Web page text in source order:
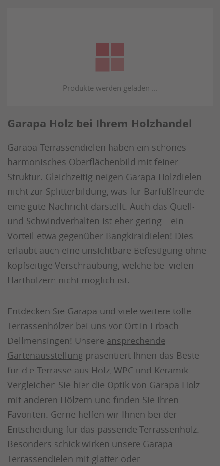
Garapa Holz bei Ihrem Holzhandel
Garapa Terrassendielen haben ein schönes
harmonisches Oberflächenbild mit feiner
Struktur. Gleichzeitig neigen Garapa Holzdielen
nicht zur Splitterbildung, was für Barfußfreunde
eine gute Nachricht darstellt. Auch das Quell-
und Schwindverhalten ist eher gering – ein
Vorteil etwa gegenüber Bangkiraidielen! Dies
erlaubt auch eine unsichtbare Befestigung ohne
kopfseitige Verschraubung, welche bei vielen
Harthölzern nicht möglich ist.
Entdecken Sie Garapa und viele weitere tolle
Terrassenhölzer bei uns vor Ort in Erbach-
Dellmensingen! Unsere ansprechende
Gartenausstellung präsentiert Ihnen das Beste
für die Terrasse aus Holz, WPC und Keramik.
Vergleichen Sie hier die Optik von Garapa Holz
mit anderen Hölzern und finden Sie Ihren
Favoriten. Gerne helfen wir Ihnen bei der
Entscheidung für das passende Terrassenholz.
Besonders schick wirken unsere Garapa
Terrassendielen mit glatter oder